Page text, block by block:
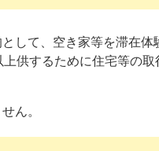
して、空き家等を滞在体
供するために住宅等の
ん。